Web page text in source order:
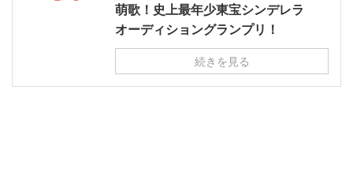
萌歌！史上最年少東宝シンデレラ
オーディショングランプリ！
続きを見る